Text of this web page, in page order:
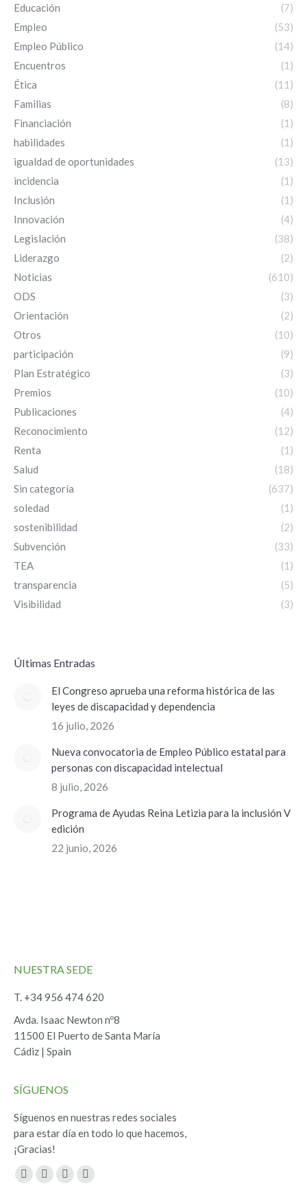
Educación
(7)
Empleo
(53)
Empleo Público
(14)
Encuentros
(1)
Ética
(11)
Familias
(8)
Financiación
(1)
habilidades
(1)
igualdad de oportunidades
(13)
incidencia
(1)
Inclusión
(1)
Innovación
(4)
Legislación
(38)
Liderazgo
(2)
Noticias
(610)
ODS
(3)
Orientación
(2)
Otros
(10)
participación
(9)
Plan Estratégico
(3)
Premios
(10)
Publicaciones
(4)
Reconocimiento
(12)
Renta
(1)
Salud
(18)
Sin categoría
(637)
soledad
(1)
sostenibilidad
(2)
Subvención
(33)
TEA
(1)
transparencia
(5)
Visibilidad
(3)
ÚItimas Entradas
El Congreso aprueba una reforma histórica de las
leyes de discapacidad y dependencia
16 julio, 2026
Nueva convocatoria de Empleo Público estatal para
personas con discapacidad intelectual
8 julio, 2026
Programa de Ayudas Reina Letizia para la inclusión V
edición
22 junio, 2026
NUESTRA SEDE
T. +34 956 474 620
Avda. Isaac Newton nº8
11500 El Puerto de Santa María
Cádiz | Spain
SÍGUENOS
Síguenos en nuestras redes sociales
para estar día en todo lo que hacemos,
¡Gracias!
Encuéntranos en:
Facebook
TwitterYouTubeInstagram